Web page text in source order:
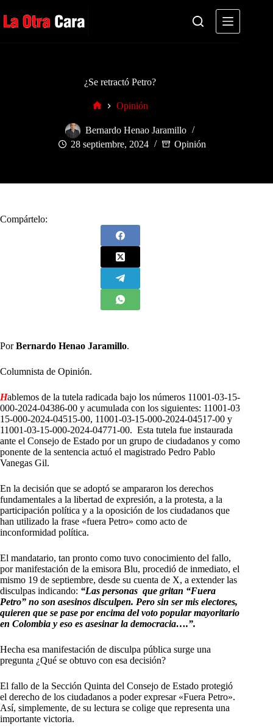
al
contenido
¿Se retractó Petro?
Opinión
Bernardo Henao Jaramillo
28 septiembre, 2024
Opinión
Compártelo:
PorBernardo Henao Jaramillo.
Columnista de Opinión.
Hablemos de la tutela radicada bajo los números 11001-03-15-
000-2024-04386-00 y acumulada con los siguientes: 11001-03
15-000-2024-04515-00, 11001-03-15-000-2024-04517-00 y
11001-03-15-000-2024-04771-00. Esta tutela fue instaurada
ante el Consejo de Estado por un grupo de ciudadanos y como
ponente de la sentencia actuó el magistrado Pedro Pablo
Vanegas Gil.
En la decisión que se adoptó se ampararon los derechos
fundamentales a la libertad de expresión, a la protesta, a la
participación política y a la oposición de los ciudadanos que
han utilizado la frase «fuera Petro» como acto de
inconformidad política.
El mandatario, tan pronto como tuvo conocimiento del fallo,
por manifestación de la emisora Blu, procedió de inmediato, el
mismo 19 de septiembre, desde su cuenta de X, a extender las
disculpas indicando: “Las personas que gritan “Fuera
Petro” no son asesinos disculpen. Pero sin ser mis electores,
quieren que se pase por encima del voto popular mayoritario
en Colombia y eso es asesinar la democracia….”.
Hecha esa manifestación de disculpa pública surge una
pregunta ¿Qué se obtuvo con esa decisión?
El fallo de la Sección Quinta del Consejo de Estado protegió
el derecho de los ciudadanos a poder expresar «Fuera Petro».
Así, simplemente, de su lectura se colige que representa una
importante victoria.